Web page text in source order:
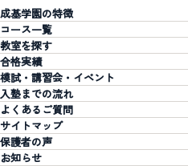
成基学園の特徴
コース一覧
教室を探す
合格実績
模試・講習会・イベント
入塾までの流れ
よくあるご質問
サイトマップ
保護者の声
お知らせ